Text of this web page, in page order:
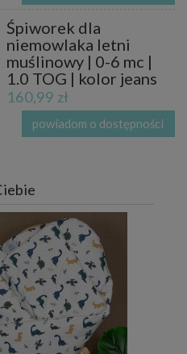
Śpiworek dla
niemowlaka letni
muślinowy | 0-6 mc |
1.0 TOG | kolor jeans
160,99 zł
powiadom o dostępności